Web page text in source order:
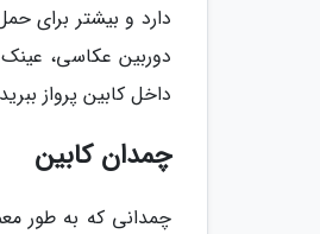
دارد و بیشتر برای
دوربین عکاسی،
داخل کابین پرواز
چمدان کابین
چمدانی که به طور